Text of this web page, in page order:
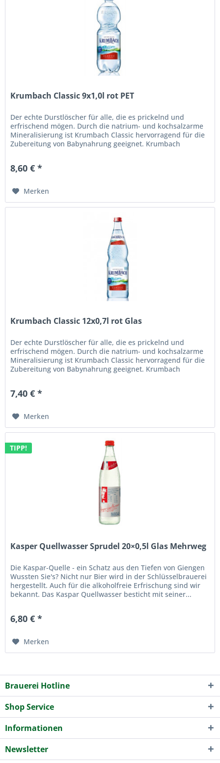
Krumbach Classic 9x1,0l rot PET
Der echte Durstlöscher für alle, die es prickelnd und
erfrischend mögen. Durch die natrium- und kochsalzarme
Mineralisierung ist Krumbach Classic hervorragend für die
Zubereitung von Babynahrung geeignet. Krumbach
8,60 € *
Merken
Krumbach Classic 12x0,7l rot Glas
Der echte Durstlöscher für alle, die es prickelnd und
erfrischend mögen. Durch die natrium- und kochsalzarme
Mineralisierung ist Krumbach Classic hervorragend für die
Zubereitung von Babynahrung geeignet. Krumbach
7,40 € *
Merken
TIPP!
Kasper Quellwasser Sprudel 20×0,5l Glas Mehrweg
Die Kaspar-Quelle - ein Schatz aus den Tiefen von Giengen
Wussten Sie's? Nicht nur Bier wird in der Schlüsselbrauerei
hergestellt. Auch für die alkoholfreie Erfrischung sind wir
bekannt. Das Kaspar Quellwasser besticht mit seiner...
6,80 € *
Merken
Brauerei Hotline
Shop Service
Informationen
Newsletter